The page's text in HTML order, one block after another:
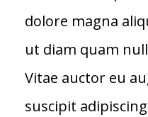
dolore magna
ut diam quam
Vitae auctor eu
suscipit